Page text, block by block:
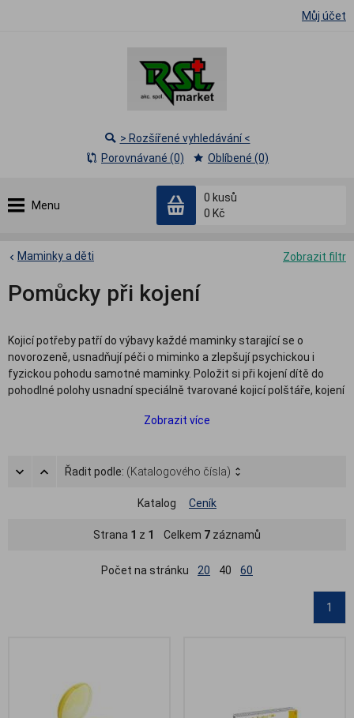
Můj účet
Menu
0 kusů
0 Kč
> Rozšířené vyhledávání <
Porovnávané (0)
Oblíbené (0)
Zobrazit filtr
Maminky a děti
Pomůcky při kojení
Kojicí potřeby patří do výbavy každé maminky starající se o
novorozeně, usnadňují péči o miminko a zlepšují psychickou i
fyzickou pohodu samotné maminky. Položit si při kojení dítě do
pohodlné polohy usnadní speciálně tvarované kojicí polštáře, kojení
kloboučky a ochranu prsním bradavkám poskytnou silikonové prsní
mléko, a hydrogelové hojicí polštářky nebo masti na poraněné
zásoby v lednici, jsou velmi praktické uzavíratelné sáčky na
potřeb také další pomůcky pro kojení, např. sterilizační sáčky,
Zobrazit více
Řadit podle: (Katalogového čísla)
Katalog Ceník
Strana 1 z 1 Celkem 7 záznamů
Počet na stránku 20 40 60
1